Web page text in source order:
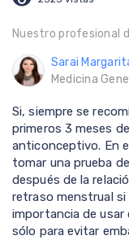
Nuestro profesional
Sarai
Medicina
Si, siempre se
primeros 3 meses
anticonceptivo. En
tomar una prueba
después de la
retraso menstrual si
importancia de
sólo para evitar